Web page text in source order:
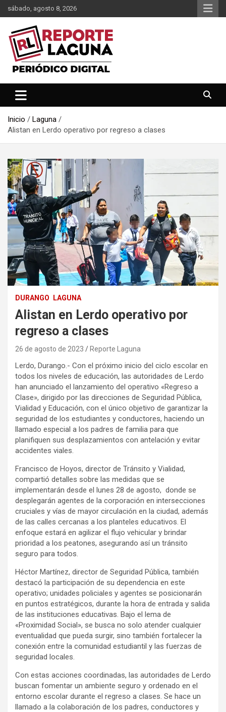
Saltar
al
contenido
sábado, agosto 8, 2026
Reporte Laguna
Inicio
Laguna
Alistan en Lerdo operativo por regreso a clases
DURANGO LAGUNA
Alistan en Lerdo operativo por
regreso a clases
26 de agosto de 2023 Reporte Laguna
Lerdo, Durango.- Con el próximo inicio del ciclo escolar en
todos los niveles de educación, las autoridades de Lerdo
han anunciado el lanzamiento del operativo «Regreso a
Clase», dirigido por las direcciones de Seguridad Pública,
Vialidad y Educación, con el único objetivo de garantizar la
seguridad de los estudiantes y conductores, haciendo un
llamado especial a los padres de familia para que
planifiquen sus desplazamientos con antelación y evitar
accidentes viales.
Francisco de Hoyos, director de Tránsito y Vialidad,
compartió detalles sobre las medidas que se
implementarán desde el lunes 28 de agosto, donde se
desplegarán agentes de la corporación en intersecciones
cruciales y vías de mayor circulación en la ciudad, además
de las calles cercanas a los planteles educativos. El
enfoque estará en agilizar el flujo vehicular y brindar
prioridad a los peatones, asegurando así un tránsito
seguro para todos.
Héctor Martínez, director de Seguridad Pública, también
destacó la participación de su dependencia en este
operativo; unidades policiales y agentes se posicionarán
en puntos estratégicos, durante la hora de entrada y salida
de las instituciones educativas. Bajo el lema de
«Proximidad Social», se busca no solo atender cualquier
eventualidad que pueda surgir, sino también fortalecer la
conexión entre la comunidad estudiantil y las fuerzas de
seguridad locales.
Con estas acciones coordinadas, las autoridades de Lerdo
buscan fomentar un ambiente seguro y ordenado en el
entorno escolar durante el regreso a clases. Se hace un
llamado a la colaboración de los padres, conductores y